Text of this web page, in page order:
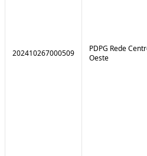
202410267000509
PDPG Rede
Oeste